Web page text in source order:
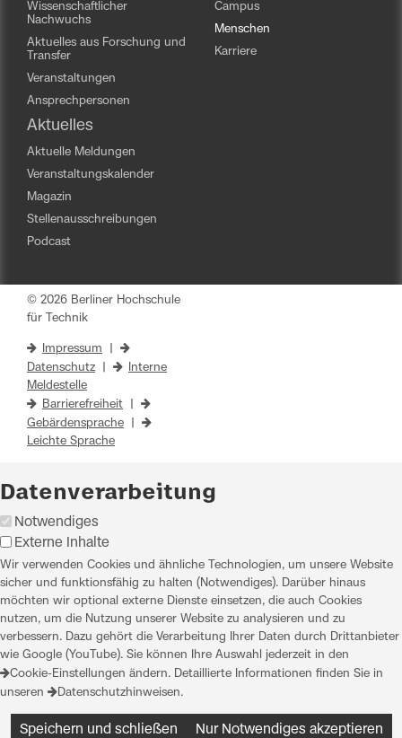
Wissenschaftlicher
Nachwuchs
Aktuelles aus Forschung und
Transfer
Veranstaltungen
Ansprechpersonen
Campus
Menschen
Karriere
Aktuelles
Aktuelle Meldungen
Veranstaltungskalender
Magazin
Stellenausschreibungen
Podcast
© 2026 Berliner Hochschule
für Technik
Impressum
Datenschutz
Interne
Meldestelle
Barrierefreiheit
Gebärdensprache
Leichte Sprache
Datenverarbeitung
Notwendiges
Externe Inhalte
Wir verwenden Cookies und ähnliche Technologien, um unsere Website
sicher und funktionsfähig zu halten (Notwendiges). Darüber hinaus
möchten wir optional externe Dienste einsetzen, die auch Cookies
nutzen, um die Nutzung unserer Website zu analysieren und zu
verbessern. Dazu gehört die Verarbeitung Ihrer Daten durch Drittanbieter
wie Google (YouTube). Sie können Ihre Auswahl jederzeit in den
Cookie-Einstellungen ändern. Detaillierte Informationen finden Sie in
unseren
Datenschutzhinweisen.
Speichern und schließen Nur Notwendiges akzeptieren